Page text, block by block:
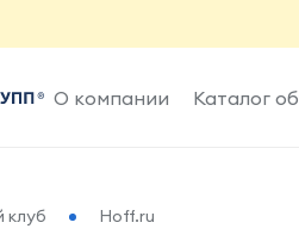
О компании Каталог
клуб Hoff.ru